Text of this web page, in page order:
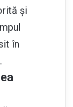
și
în